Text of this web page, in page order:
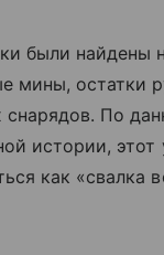
были найдены
мины, остатки
снарядов. По
истории, этот
как «свалка